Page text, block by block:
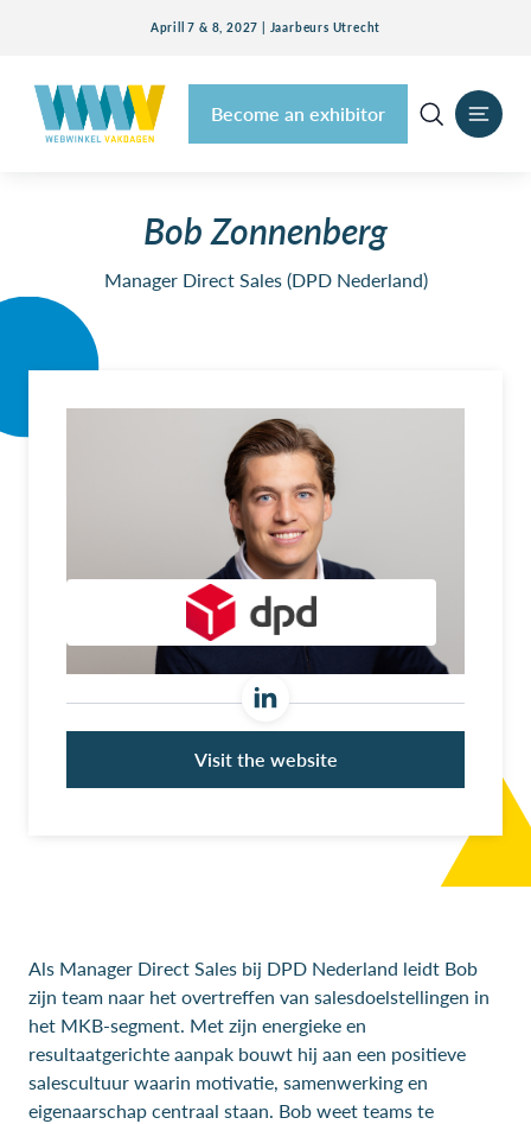
Aprill 7 & 8, 2027 | Jaarbeurs Utrecht
Become an exhibitor
Bob Zonnenberg
Manager Direct Sales (DPD Nederland)
Visit the website
Als Manager Direct Sales bij DPD Nederland leidt Bob
zijn team naar het overtreffen van salesdoelstellingen in
het MKB-segment. Met zijn energieke en
resultaatgerichte aanpak bouwt hij aan een positieve
salescultuur waarin motivatie, samenwerking en
eigenaarschap centraal staan. Bob weet teams te